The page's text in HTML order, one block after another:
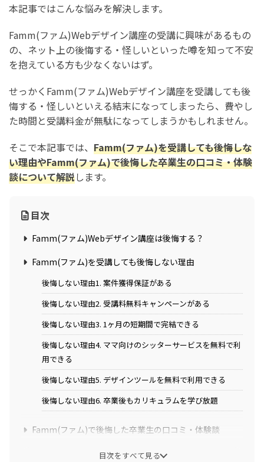
本記事ではこんな悩みを解決します。
Famm(ファム)Webデザイン講座の受講に興味があるもの
の、ネット上の後悔する・怪しいといった噂を知って不安
を抱えている方も少なくないはず。
せっかくFamm(ファム)Webデザイン講座を受講しても後
悔する・怪しいといえる結末になってしまったら、費やし
た時間と受講料金が無駄になってしまうかもしれません。
そこで本記事では、 Famm(ファム)を受講しても後悔しな
い理由やFamm(ファム)で後悔した卒業生の口コミ・体験
談について解説します。
目次
Famm(ファム)Webデザイン講座は後悔する？
Famm(ファム)を受講しても後悔しない理由
後悔しない理由1. 案件獲得保証がある
後悔しない理由2. 受講料無料キャンペーンがある
後悔しない理由3. 1ヶ月の短期間で完結できる
後悔しない理由4. ママ向けのシッターサービスを無料で利
用できる
後悔しない理由5. デザインツールを無料で利用できる
後悔しない理由6. 卒業後もカリキュラムを学び放題
Famm(ファム)で後悔した卒業生の口コミ・体験談
受講生との横のつながりができず後悔
目次をすべて見る